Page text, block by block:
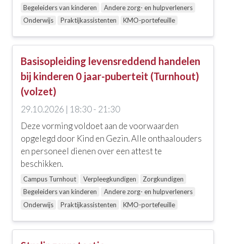
Begeleiders van kinderen
Andere zorg- en hulpverleners
Onderwijs
Praktijkassistenten KMO-portefeuille
Basisopleiding levensreddend handelen
bij kinderen 0 jaar-puberteit (Turnhout)
(volzet)
29.10.2026 | 18:30 - 21:30
Deze vorming voldoet aan de voorwaarden
opgelegd door Kind en Gezin. Alle onthaalouders
en personeel dienen over een attest te
beschikken.
Campus Turnhout Verpleegkundigen
Zorgkundigen
Begeleiders van kinderen
Andere zorg- en hulpverleners
Onderwijs
Praktijkassistenten KMO-portefeuille